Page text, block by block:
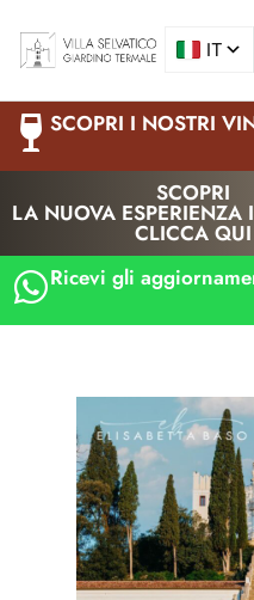
SCOPRI I NOSTRI
SCOPRI
LA NUOVA ESPERIENZA
CLICCA QUI
Ricevi gli